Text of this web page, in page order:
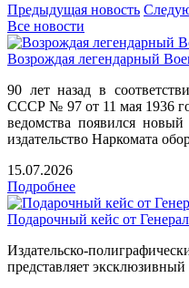
Предыдущая новость
Все новости
Возрождая легендарный
90 лет назад в
СССР № 97 от 11 мая 1936
ведомства появился
издательство Наркомата
15.07.2026
Подробнее
Подарочный кейс от
Издательско-
представляет